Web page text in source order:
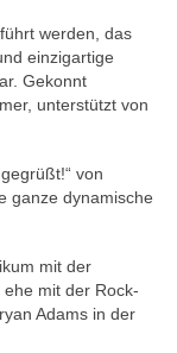
werden, das
einzigartige
Gekonnt
unterstützt von
von
ganze dynamische
mit der
ehe mit der Rock-
Adams in der